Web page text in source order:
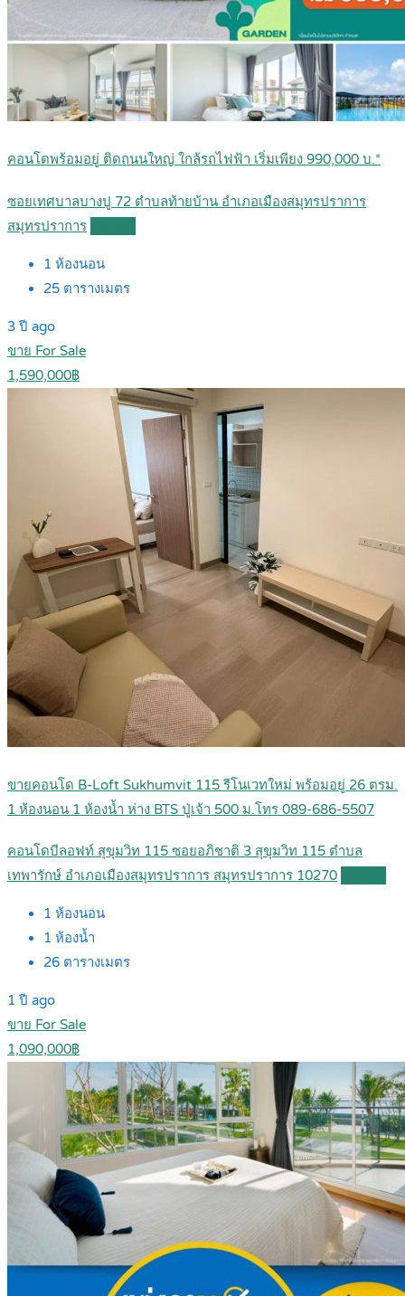
คอนโดพร้อมอยู่ ติดถนนใหญ่ ใกล้รถไฟฟ้า เริ่มเพียง 990,000 บ.*
ซอยเทศบาลบางปู 72 ตำบลท้ายบ้าน อำเภอเมืองสมุทรปราการ
สมุทรปราการ
1 ห้องนอน
25 ตารางเมตร
3 ปี ago
ขาย For Sale
1,590,000฿
ขายคอนโด B-Loft Sukhumvit 115 รีโนเวทใหม่ พร้อมอยู่ 26 ตรม.
1 ห้องนอน 1 ห้องน้ำ ห่าง BTS ปู่เจ้า 500 ม.โทร 089-686-5507
คอนโดบีลอฟท์ สุขุมวิท 115 ซอยอภิชาติ 3 สุขุมวิท 115 ตำบล
เทพารักษ์ อำเภอเมืองสมุทรปราการ สมุทรปราการ 10270
1 ห้องนอน
1 ห้องน้ำ
26 ตารางเมตร
1 ปี ago
ขาย For Sale
1,090,000฿